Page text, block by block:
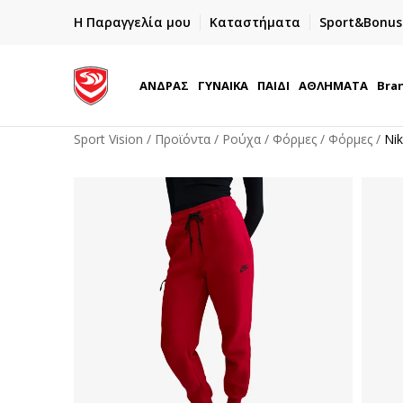
Η Παραγγελία μου Καταστήματα Sport&Bonus
ΓΡΗΓΟΡΟΤΕΡΗ ΠΑΡΑΔΟΣΗ ΜΕ BOX NOW
Παραλαβή 24/7
ΑΝΔΡΑΣ ΓΥΝΑΙΚΑ ΠΑΙΔΙ ΑΘΛΗΜΑΤΑ
Sport Vision Προϊόντα Ρούχα Φόρμες Φόρμες